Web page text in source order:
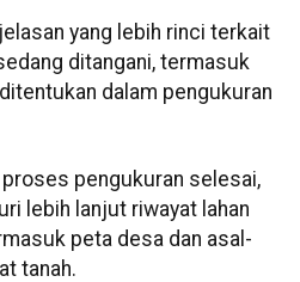
yang lebih rinci terkait
ditangani, termasuk
dalam pengukuran
pengukuran selesai,
lebih lanjut riwayat lahan
peta desa dan asal-
tanah.